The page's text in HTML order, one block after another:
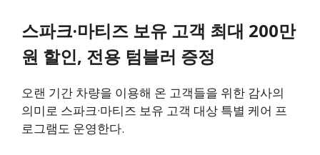
스파크·마티즈 보유 고객 최대 200만
원 할인, 전용 텀블러 증정
오랜 기간 차량을 이용해 온 고객들을 위한 감사의
의미로 스파크·마티즈 보유 고객 대상 특별 케어 프
로그램도 운영한다.